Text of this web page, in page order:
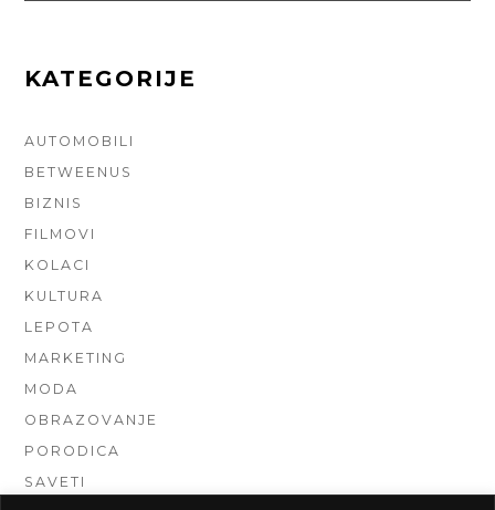
KATEGORIJE
AUTOMOBILI
BETWEENUS
BIZNIS
FILMOVI
KOLACI
KULTURA
LEPOTA
MARKETING
MODA
OBRAZOVANJE
PORODICA
SAVETI